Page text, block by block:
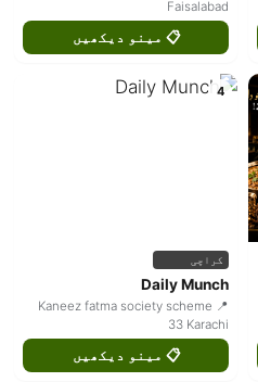
Faisalabad
📋 مینو دیکھیں
4
کراچی
Daily Munch
📍 Kaneez fatma society scheme
33 Karachi
📋 مینو دیکھیں